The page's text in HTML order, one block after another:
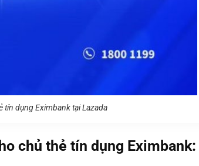
tín dụng Eximbank tại Lazada
chủ thẻ tín dụng Eximbank: